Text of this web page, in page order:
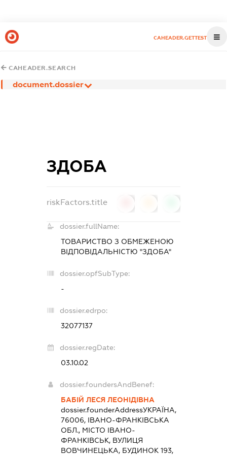
CAHEADER.GETTEST
CAHEADER.SEARCH
document.dossier
ЗДОБА
riskFactors.title
dossier.fullName:
ТОВАРИСТВО З ОБМЕЖЕНОЮ
ВІДПОВІДАЛЬНІСТЮ "ЗДОБА"
dossier.opfSubType:
-
dossier.edrpo:
32077137
dossier.regDate:
03.10.02
dossier.foundersAndBenef:
БАБІЙ ЛЕСЯ ЛЕОНІДІВНА
dossier.founderAddressУКРАЇНА,
76006, ІВАНО-ФРАНКІВСЬКА
ОБЛ., МІСТО ІВАНО-
ФРАНКІВСЬК, ВУЛИЦЯ
ВОВЧИНЕЦЬКА, БУДИНОК 193,